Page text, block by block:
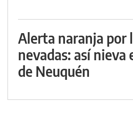
Alerta naranja por
nevadas: así nieva
de Neuquén